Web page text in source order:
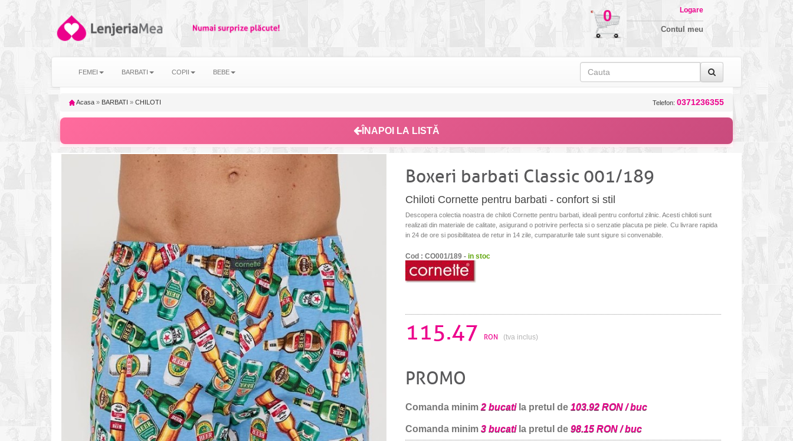
0 Logare
Contul meu
FEMEI BARBATI COPII BEBE
Acasa » BARBATI » CHILOTI Telefon: 0371236355
ÎNAPOI LA LISTĂ
Boxeri barbati Classic 001/189
Chiloti Cornette pentru barbati - confort si stil
Descopera colectia noastra de chiloti Cornette pentru barbati, ideali pentru confortul zilnic. Acesti chiloti sunt
realizati din materiale de calitate, asigurand o potrivire perfecta si o senzatie placuta pe piele. Cu livrare rapida
in 24 de ore si posibilitatea de retur in 14 zile, cumparaturile tale sunt sigure si convenabile.
Cod : CO001/189 - in stoc
115.47 RON (tva inclus)
PROMO
Comanda minim 2 bucatila pretul de 103.92 RON / buc
Comanda minim 3 bucatila pretul de 98.15 RON / buc